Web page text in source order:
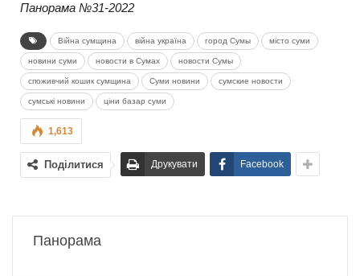
Панорама №31-2022
Війна сумщина війна україна город Сумы місто суми
новини суми новости в Сумах новости Сумы
споживчий кошик сумщина Суми новини сумские новости
сумські новини ціни базар суми
1,613
Поділитися Друкувати Facebook
Панорама